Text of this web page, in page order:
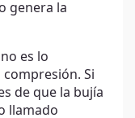
genera la
es lo
Si
de que la bujía
llamado